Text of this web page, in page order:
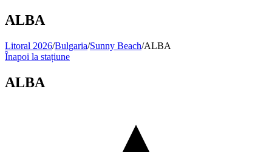
ALBA
Litoral 2026/Bulgaria/Sunny Beach/ALBA
Înapoi la stațiune
ALBA